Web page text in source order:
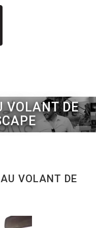
VOLANT DE
VOLANT DE